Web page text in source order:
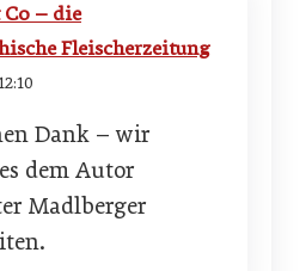
Co – die
Fleischerzeitung
Dank – wir
dem Autor
Madlberger